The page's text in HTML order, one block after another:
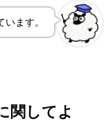
ます。
関してよ